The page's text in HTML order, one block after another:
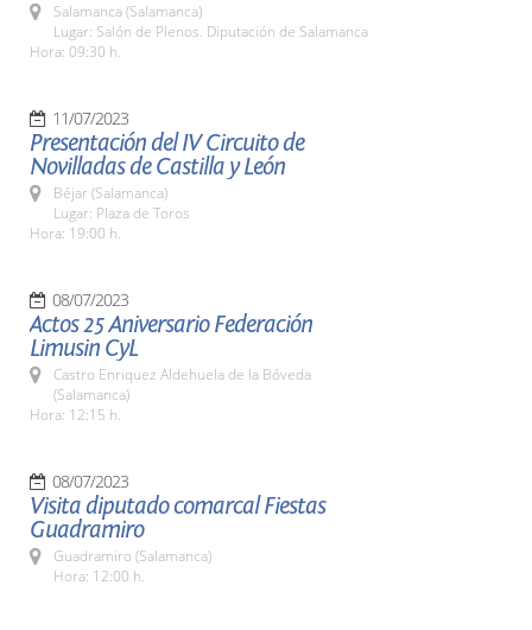
Salamanca (Salamanca)
Lugar: Salón de Plenos. Diputación de Salamanca
Hora: 09:30 h.
11/07/2023
Presentación del IV Circuito de
Novilladas de Castilla y León
Béjar (Salamanca)
Lugar: Plaza de Toros
Hora: 19:00 h.
08/07/2023
Actos 25 Aniversario Federación
Limusin CyL
Castro Enriquez Aldehuela de la Bóveda
(Salamanca)
Hora: 12:15 h.
08/07/2023
Visita diputado comarcal Fiestas
Guadramiro
Guadramiro (Salamanca)
Hora: 12:00 h.